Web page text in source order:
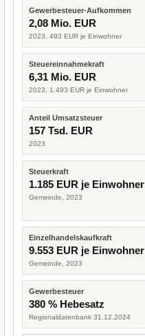
Gewerbesteuer-Aufkommen
2,08 Mio. EUR
2023, 493 EUR je Einwohner
Steuereinnahmekraft
6,31 Mio. EUR
2023, 1.493 EUR je Einwohner
Anteil Umsatzsteuer
157 Tsd. EUR
2023
Steuerkraft
1.185 EUR je Einwohner
Gemeinde, 2023
Einzelhandelskaufkraft
9.553 EUR je Einwohner
Gemeinde, 2023
Gewerbesteuer
380 % Hebesatz
Regionaldatenbank 31.12.2024